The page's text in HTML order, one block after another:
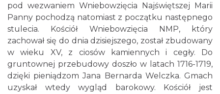
pod wezwaniem Wniebowzięcia Najświętszej Marii
Panny pochodzą natomiast z początku następnego
stulecia. Kościół Wniebowzięcia NMP, który
zachował się do dnia dzisiejszego, został zbudowany
w wieku XV, z ciosów kamiennych i cegły. Do
gruntownej przebudowy doszło w latach 1716-1719,
dzięki pieniądzom Jana Bernarda Welczka. Gmach
uzyskał wtedy wygląd barokowy. Kościół jest